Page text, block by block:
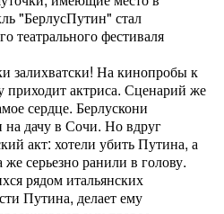
"БерлусПутин" стал
театрального фестиваля
залихватски! На кинопробы к
приходит актриса. Сценарий же
сердце. Берлускони
на дачу в Сочи. Но вдруг
акт: хотели убить Путина, а
серьезно ранили в голову.
рядом итальянских
Путина, делает ему